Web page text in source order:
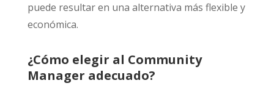
puede resultar en una alternativa más flexible y
económica.
¿Cómo elegir al Community
Manager adecuado?